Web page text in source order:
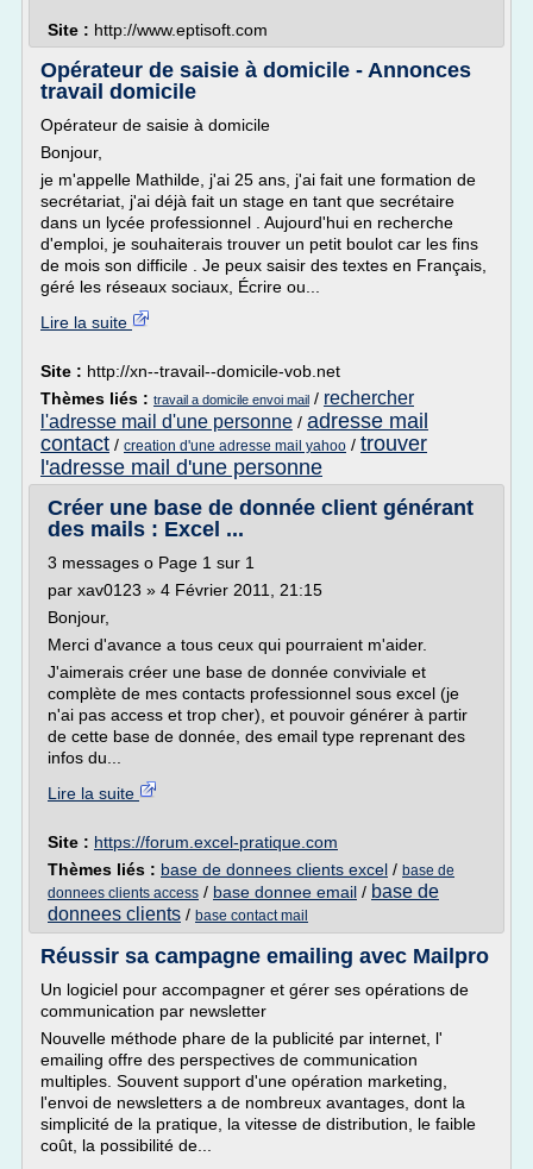
Site : http://www.eptisoft.com
Opérateur de saisie à domicile - Annonces
travail domicile
Opérateur de saisie à domicile
Bonjour,
je m'appelle Mathilde, j'ai 25 ans, j'ai fait une formation de
secrétariat, j'ai déjà fait un stage en tant que secrétaire
dans un lycée professionnel . Aujourd'hui en recherche
d'emploi, je souhaiterais trouver un petit boulot car les fins
de mois son difficile . Je peux saisir des textes en Français,
géré les réseaux sociaux, Écrire ou...
Lire la suite
Site : http://xn--travail--domicile-vob.net
Thèmes liés : travail a domicile envoi mail / rechercher
l'adresse mail d'une personne / adresse mail
contact / creation d'une adresse mail yahoo / trouver
l'adresse mail d'une personne
Créer une base de donnée client générant
des mails : Excel ...
3 messages o Page 1 sur 1
par xav0123 » 4 Février 2011, 21:15
Bonjour,
Merci d'avance a tous ceux qui pourraient m'aider.
J'aimerais créer une base de donnée conviviale et
complète de mes contacts professionnel sous excel (je
n'ai pas access et trop cher), et pouvoir générer à partir
de cette base de donnée, des email type reprenant des
infos du...
Lire la suite
Site : https://forum.excel-pratique.com
Thèmes liés : base de donnees clients excel / base de
donnees clients access / base donnee email / base de
donnees clients / base contact mail
Réussir sa campagne emailing avec Mailpro
Un logiciel pour accompagner et gérer ses opérations de
communication par newsletter
Nouvelle méthode phare de la publicité par internet, l'
emailing offre des perspectives de communication
multiples. Souvent support d'une opération marketing,
l'envoi de newsletters a de nombreux avantages, dont la
simplicité de la pratique, la vitesse de distribution, le faible
coût, la possibilité de...